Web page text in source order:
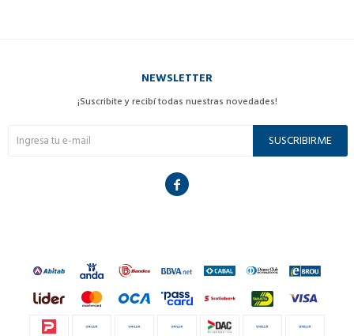
NEWSLETTER
¡Suscribite y recibí todas nuestras novedades!
SUSCRIBIRME
